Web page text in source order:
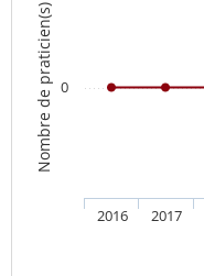
Nombre de praticien(s)
2016 2017
0